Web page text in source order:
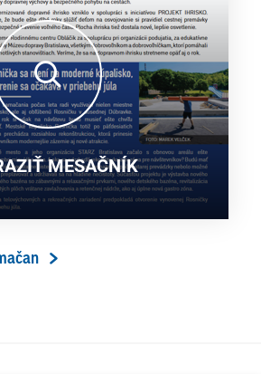
MESAČNÍK